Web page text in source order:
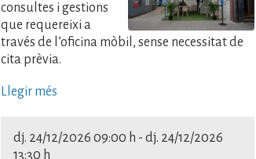
consultes i gestions
que requereixi a
través de l’oficina mòbil, sense necessitat de
cita prèvia.
Llegir més
dj. 24/12/2026 09:00 h - dj. 24/12/2026
13:30 h